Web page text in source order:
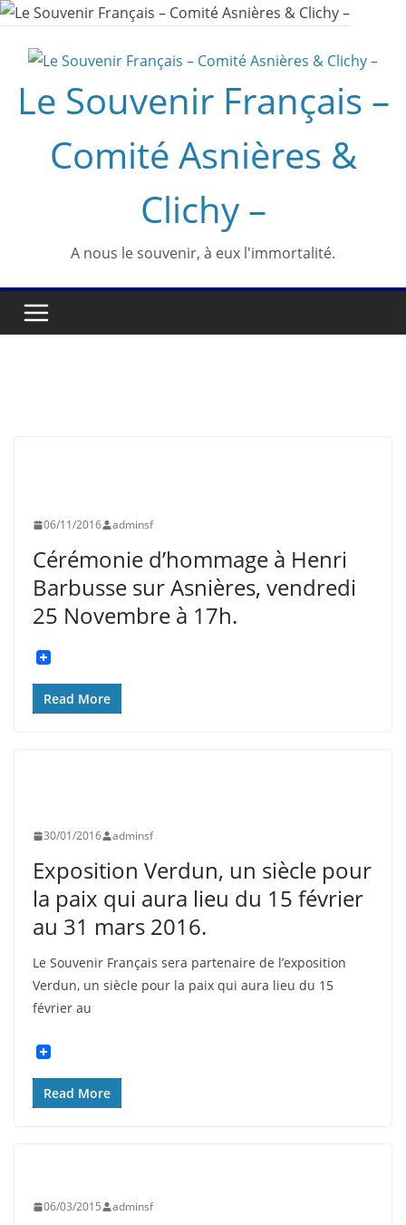
Passer
contenu
Le Souvenir Français –
Comité Asnières &
Clichy –
A nous le souvenir, à eux l'immortalité.
06/11/2016 adminsf
Cérémonie d’hommage à Henri
Barbusse sur Asnières, vendredi
25 Novembre à 17h.
Read More
30/01/2016 adminsf
Exposition Verdun, un siècle pour
la paix qui aura lieu du 15 février
au 31 mars 2016.
Le Souvenir Français sera partenaire de l’exposition
Verdun, un siècle pour la paix qui aura lieu du 15
février au
Read More
06/03/2015 adminsf